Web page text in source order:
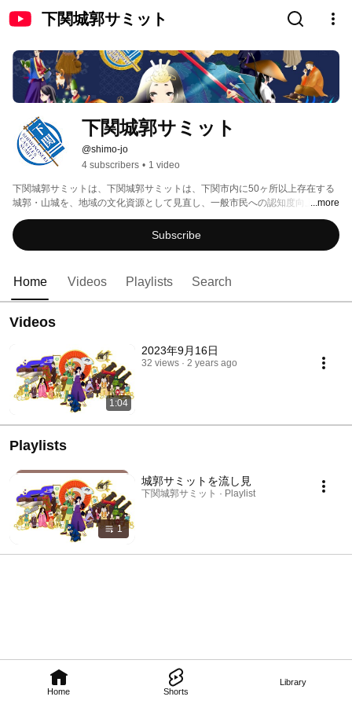
下関城郭サミット
Home Shorts
Library
下関城郭サミット
@shimo-jo
4 subscribers • 1 video
下関城郭サミットは、下関城郭サミットは、下関市内に50ヶ所以上存在する
城郭・山城を、地域の文化資源として見直し、一般市民への認知度向上と学
びの場、地域団体の交流や意見交換の場を作ります。
...more
Subscribe
Home Videos Playlists Search
Videos
1:04
2023年9月16日
32 views 2 years ago
Playlists
1
城郭サミットを流し見
下関城郭サミット · Playlist